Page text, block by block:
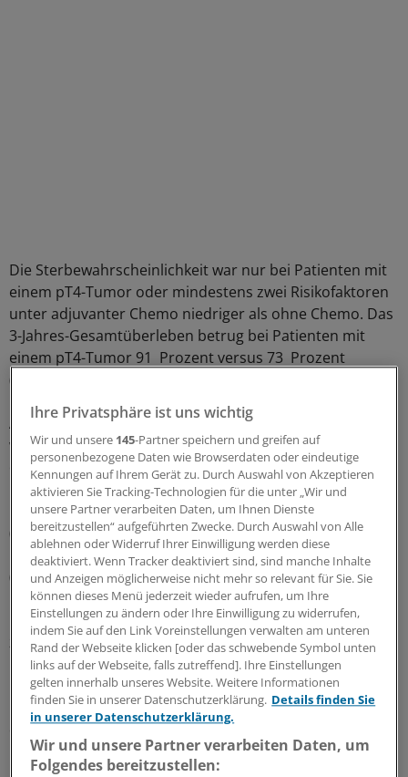
Die Sterbewahrscheinlichkeit war nur bei Patienten mit
einem pT4-Tumor oder mindestens zwei Risikofaktoren
unter adjuvanter Chemo niedriger als ohne Chemo. Das
3-Jahres-Gesamtüberleben betrug bei Patienten mit
einem pT4-Tumor 91 Prozent versus 73 Prozent
(Hazard Ratio 0,43) (
Auch das relative Sterberisiko (relative excess risk, RER)
war bei pT4-Patienten, die eine Chemotherapie
erhielten, im Vergleich zu pT4-Patienten ohne
Chemotherapie niedriger. Das relative 3-Jahres-
Überleben betrug hier 94 Prozent versus 85 Prozent
(RER 0,36). Bei Patienten mit mindestens zwei
Risikofaktoren betrug es 86 Prozent versus 75 Prozent
(RER 0,52).
Eine weitere Unterteilung der Patienten mit mindestens
zwei Risikofaktoren ergab, dass die adjuvante Chemo
nur bei Patienten mit pT4-Tumor zu verlängertem
Gesamtüberleben (HR 0,48) führte, aber nicht bei
Patienten mit mindestens zwei Risikofaktoren und
einem Nicht-pT4-Tumor.(jn)
Ihre Privatsphäre ist uns wichtig
Wir und unsere 145-Partner speichern und greifen auf
personenbezogene Daten wie Browserdaten oder eindeutige
Kennungen auf Ihrem Gerät zu. Durch Auswahl von Akzeptieren
aktivieren Sie Tracking-Technologien für die unter „Wir und
unsere Partner verarbeiten Daten, um Ihnen Dienste
bereitzustellen“ aufgeführten Zwecke. Durch Auswahl von Alle
ablehnen oder Widerruf Ihrer Einwilligung werden diese
deaktiviert. Wenn Tracker deaktiviert sind, sind manche Inhalte
und Anzeigen möglicherweise nicht mehr so relevant für Sie. Sie
können dieses Menü jederzeit wieder aufrufen, um Ihre
Einstellungen zu ändern oder Ihre Einwilligung zu widerrufen,
indem Sie auf den Link Voreinstellungen verwalten am unteren
Rand der Webseite klicken [oder das schwebende Symbol unten
links auf der Webseite, falls zutreffend]. Ihre Einstellungen
gelten innerhalb unseres Website. Weitere Informationen
finden Sie in unserer Datenschutzerklärung. Details finden Sie
in unserer Datenschutzerklärung.
Wir und unsere Partner verarbeiten Daten, um
Folgendes bereitzustellen: